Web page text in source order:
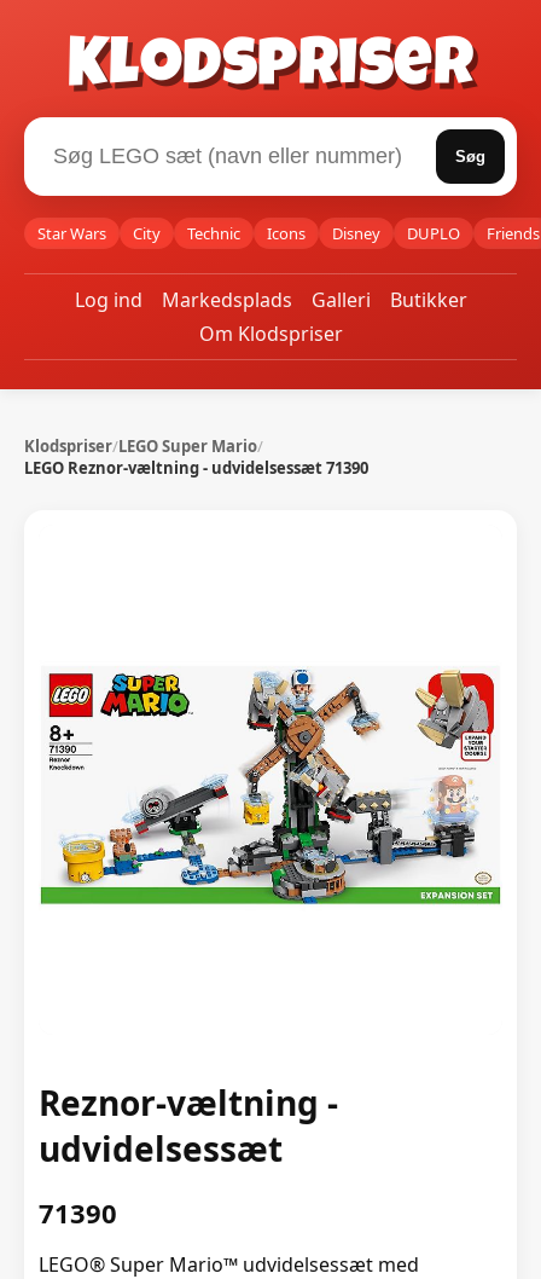
Klodspriser
Søg
Star Wars City Technic Icons Disney DUPLO Friends
Log ind Markedsplads Galleri
Butikker
Om Klodspriser
Klodspriser/LEGO Super Mario/
LEGO Reznor-væltning - udvidelsessæt 71390
Reznor-væltning -
udvidelsessæt
71390
LEGO® Super Mario™ udvidelsessæt med